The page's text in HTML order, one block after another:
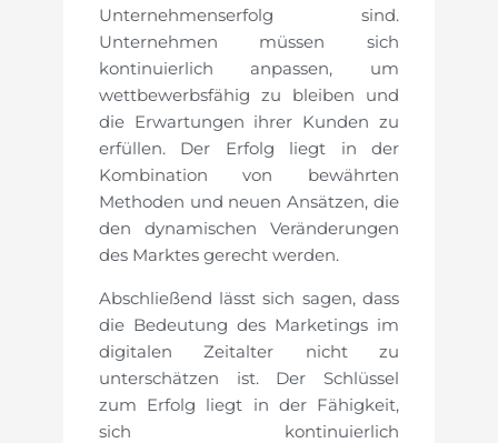
Unternehmenserfolg sind.
Unternehmen müssen sich
kontinuierlich anpassen, um
wettbewerbsfähig zu bleiben und
die Erwartungen ihrer Kunden zu
erfüllen. Der Erfolg liegt in der
Kombination von bewährten
Methoden und neuen Ansätzen, die
den dynamischen Veränderungen
des Marktes gerecht werden.
Abschließend lässt sich sagen, dass
die Bedeutung des Marketings im
digitalen Zeitalter nicht zu
unterschätzen ist. Der Schlüssel
zum Erfolg liegt in der Fähigkeit,
sich kontinuierlich